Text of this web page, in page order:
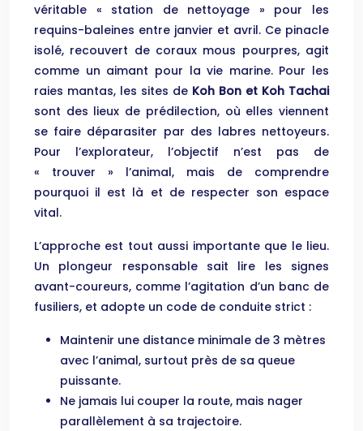
véritable « station de nettoyage » pour les
requins-baleines entre janvier et avril. Ce pinacle
isolé, recouvert de coraux mous pourpres, agit
comme un aimant pour la vie marine. Pour les
raies mantas, les sites de Koh Bon et Koh Tachai
sont des lieux de prédilection, où elles viennent
se faire déparasiter par des labres nettoyeurs.
Pour l’explorateur, l’objectif n’est pas de
« trouver » l’animal, mais de comprendre
pourquoi il est là et de respecter son espace
vital.
L’approche est tout aussi importante que le lieu.
Un plongeur responsable sait lire les signes
avant-coureurs, comme l’agitation d’un banc de
fusiliers, et adopte un code de conduite strict :
Maintenir une distance minimale de 3 mètres
avec l’animal, surtout près de sa queue
puissante.
Ne jamais lui couper la route, mais nager
parallèlement à sa trajectoire.